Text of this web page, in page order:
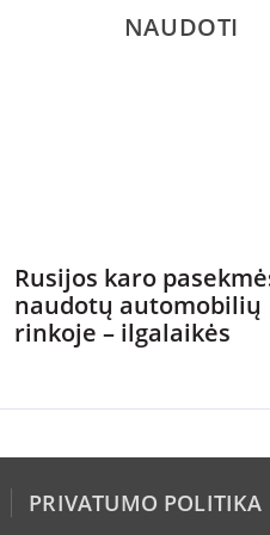
NAUDOTI
Rusijos karo
naudotų automobilių
rinkoje – ilgalaikės
PRIVATUMO POLITIKA